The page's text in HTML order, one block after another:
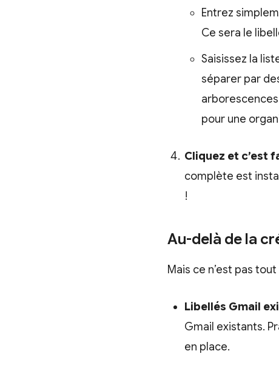
Entrez
Ce sera le
Saisissez la
séparer par
arborescences
pour une
Cliquez et c’est
complète est
!
Au-delà de la
Mais ce n’est pas
Libellés Gmail
Gmail existants.
en place.